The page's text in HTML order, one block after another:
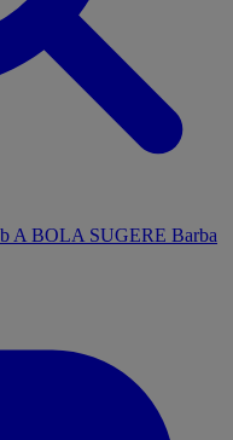
A BOLA SUGERE Barba